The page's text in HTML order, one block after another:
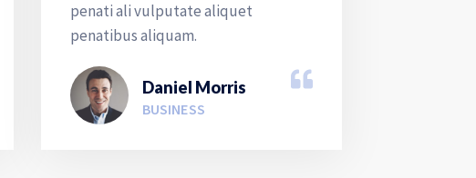
penati ali vulputate aliquet
penatibus aliquam.
Daniel Morris
BUSINESS